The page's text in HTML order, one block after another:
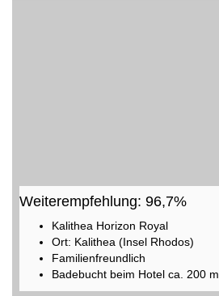
Weiterempfehlung: 96,7%
Kalithea Horizon Royal
Ort: Kalithea (Insel Rhodos)
Familienfreundlich
Badebucht beim Hotel ca. 200 m